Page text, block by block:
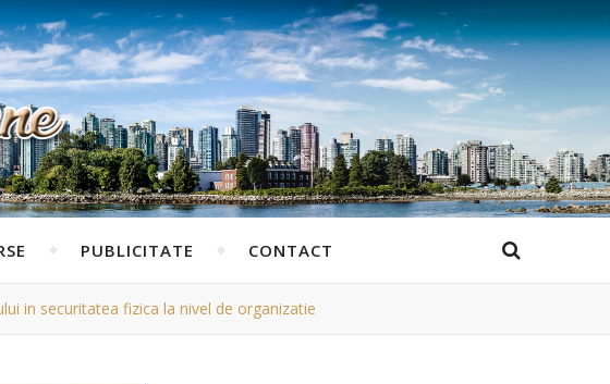
PUBLICITATE CONTACT
in securitatea fizica la nivel de organizatie